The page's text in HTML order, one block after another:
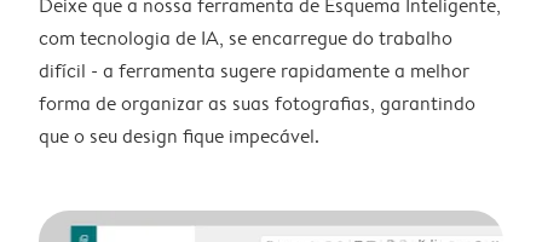
Deixe que a nossa ferramenta de Esquema Inteligente,
com tecnologia de IA, se encarregue do trabalho
difícil - a ferramenta sugere rapidamente a melhor
forma de organizar as suas fotografias, garantindo
que o seu design fique impecável.